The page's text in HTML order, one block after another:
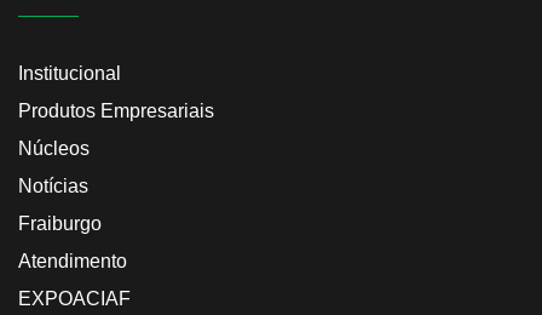
Institucional
Produtos Empresariais
Núcleos
Notícias
Fraiburgo
Atendimento
EXPOACIAF